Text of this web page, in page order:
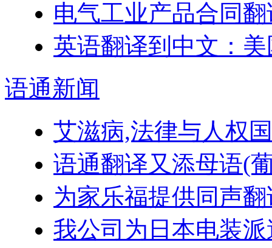
电气工业产品合同
英语翻译到中文：
语通新闻
艾滋病,法律与人权
语通翻译又添母语(
为家乐福提供同声
我公司为日本电装